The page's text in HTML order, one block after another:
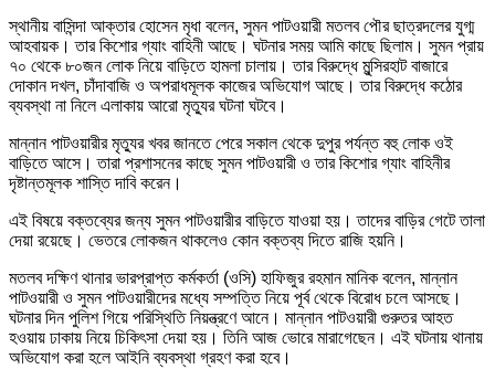
স্থানীয় বাসিন্দা আক্তার হোসেন মৃধা বলেন, সুমন পাটওয়ারী মতলব পৌর ছাত্রদলের যুগ্ম
আহবায়ক। তার কিশোর গ্যাং বাহিনী আছে। ঘটনার সময় আমি কাছে ছিলাম। সুমন প্রায়
৭০ থেকে ৮০জন লোক নিয়ে বাড়িতে হামলা চালায়। তার বিরুদ্ধে মুন্সিরহাট বাজারে
দোকান দখল, চাঁদাবাজি ও অপরাধমূলক কাজের অভিযোগ আছে। তার বিরুদ্ধে কঠোর
ব্যবস্থা না নিলে এলাকায় আরো মৃত্যুর ঘটনা ঘটবে।
মান্নান পাটওয়ারীর মৃত্যুর খবর জানতে পেরে সকাল থেকে দুপুর পর্যন্ত বহু লোক ওই
বাড়িতে আসে। তারা প্রশাসনের কাছে সুমন পাটওয়ারী ও তার কিশোর গ্যাং বাহিনীর
দৃষ্টান্তমূলক শাস্তি দাবি করেন।
এই বিষয়ে বক্তব্যের জন্য সুমন পাটওয়ারীর বাড়িতে যাওয়া হয়। তাদের বাড়ির গেটে তালা
দেয়া রয়েছে। ভেতরে লোকজন থাকলেও কোন বক্তব্য দিতে রাজি হয়নি।
মতলব দক্ষিণ থানার ভারপ্রাপ্ত কর্মকর্তা (ওসি) হাফিজুর রহমান মানিক বলেন, মান্নান
পাটওয়ারী ও সুমন পাটওয়ারীদের মধ্যে সম্পত্তি নিয়ে পূর্ব থেকে বিরোধ চলে আসছে।
ঘটনার দিন পুলিশ গিয়ে পরিস্থিতি নিয়ন্ত্রণে আনে। মান্নান পাটওয়ারী গুরুতর আহত
হওয়ায় ঢাকায় নিয়ে চিকিৎসা দেয়া হয়। তিনি আজ ভোরে মারাগেছেন। এই ঘটনায় থানায়
অভিযোগ করা হলে আইনি ব্যবস্থা গ্রহণ করা হবে।